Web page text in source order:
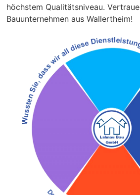
höchstem Qualitätsniveau.
Bauunternehmen aus Wallertheim!